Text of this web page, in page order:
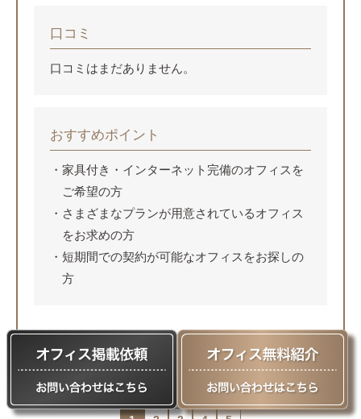
口コミ
口コミはまだありません。
おすすめポイント
家具付き・インターネット完備のオフィスを
ご希望の方
さまざまなプランが用意されているオフィス
をお求めの方
短期間での契約が可能なオフィスをお探しの
方
詳細ページを見る